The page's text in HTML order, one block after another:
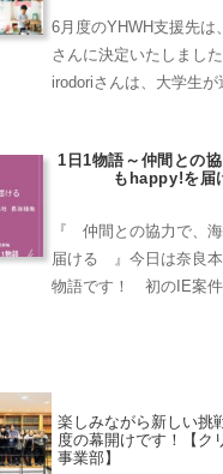
6月度のYHWH支援先は
さんに決定いたしまし
irodoriさんは、大学生
をしたら良いんだと思
1日1物語～仲間との
もhappy!を届
『 仲間との協力で、
届ける 』今日は奈良
物語です！ 初のIE案件
した。 私自身...
楽しみながら新しい挑
度の幕開けです！【ク
事業部】